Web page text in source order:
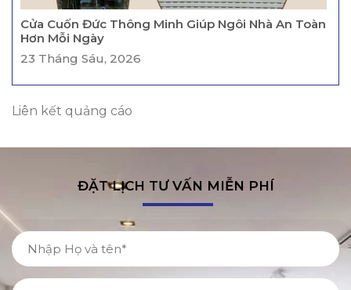
Cửa Cuốn Đức Thông Minh Giúp Ngôi Nhà An Toàn
Hơn Mỗi Ngày
23 Tháng Sáu, 2026
Liên kết quảng cáo
ĐẶT LỊCH TƯ VẤN MIỄN PHÍ